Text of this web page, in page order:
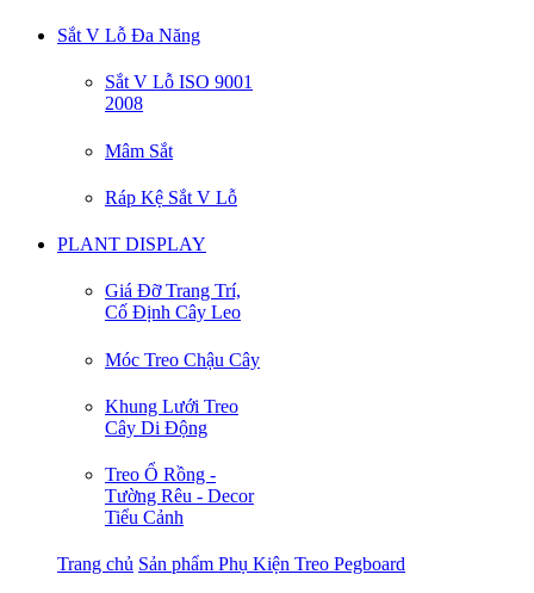
Sắt V Lỗ Đa Năng
Sắt V Lỗ ISO 9001
2008
Mâm Sắt
Ráp Kệ Sắt V Lỗ
PLANT DISPLAY
Giá Đỡ Trang Trí,
Cố Định Cây Leo
Móc Treo Chậu Cây
Khung Lưới Treo
Cây Di Động
Treo Ổ Rồng -
Tường Rêu - Decor
Tiểu Cảnh
Trang chủ Sản phẩm Phụ Kiện Treo Pegboard